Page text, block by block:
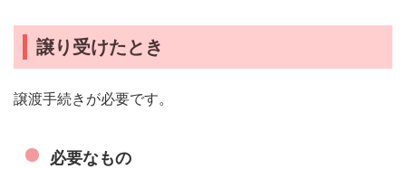
譲り受けたとき
譲渡手続きが必要です。
必要なもの